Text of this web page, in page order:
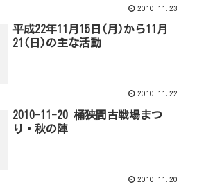
2010.11.23
平成22年11月15日(月)から11月
21(日)の主な活動
2010.11.22
2010-11-20 桶狭間古戦場まつ
り・秋の陣
2010.11.20